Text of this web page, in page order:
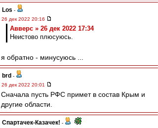
Los -
26 дек 2022 20:16
Авверс » 26 дек 2022 17:34
Неистово плюсуюсь.
я обратно - минусуюсь ...
brd -
26 дек 2022 20:01
Сначала пусть РФС примет в состав Крым и
другие области.
Спартачек-Казачек! -